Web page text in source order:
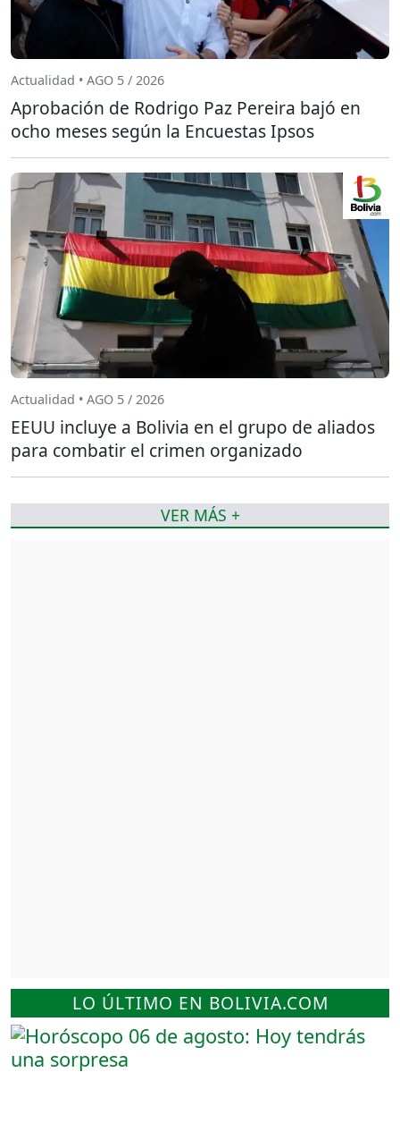
LO ÚLTIMO EN BOLIVIA.COM
Actualidad • AGO 5 / 2026
Aprobación de Rodrigo Paz Pereira bajó en
ocho meses según la Encuestas Ipsos
Actualidad • AGO 5 / 2026
EEUU incluye a Bolivia en el grupo de aliados
para combatir el crimen organizado
VER MÁS +